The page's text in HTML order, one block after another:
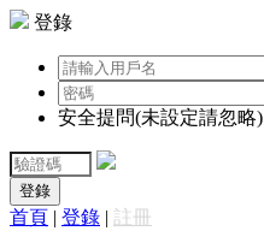
登錄
安全提問(未設定請忽略)
登錄
首頁 | 登錄 | 註冊